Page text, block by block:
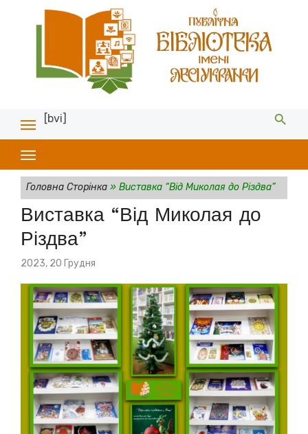
[bvi]
Головна Сторінка» Виставка “Від Миколая до Різдва”
Виставка “Від Миколая до
Різдва”
Posted
2023, 20 Грудня